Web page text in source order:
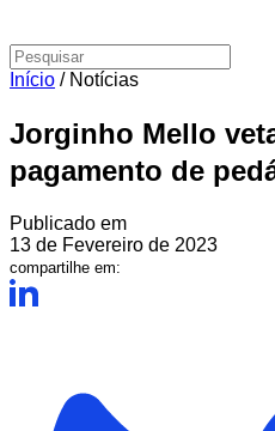
Início / Notícias
Jorginho Mello
pagamento de
Publicado em
13 de Fevereiro de 2023
compartilhe em: